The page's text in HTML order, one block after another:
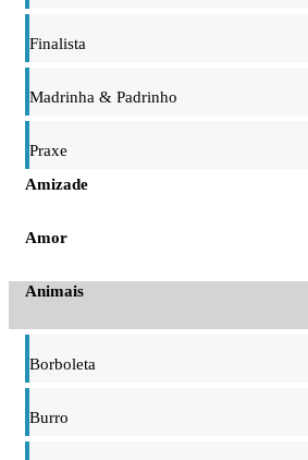
Finalista
Madrinha & Padrinho
Praxe
Amizade
Amor
Animais
Borboleta
Burro